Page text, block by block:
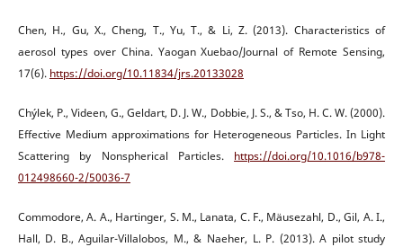
Chen, H., Gu, X., Cheng, T., Yu, T., & Li, Z. (2013). Characteristics of
aerosol types over China. Yaogan Xuebao/Journal of Remote Sensing,
17(6). https://doi.org/10.11834/jrs.20133028
Chýlek, P., Videen, G., Geldart, D. J. W., Dobbie, J. S., & Tso, H. C. W. (2000).
Effective Medium approximations for Heterogeneous Particles. In Light
Scattering by Nonspherical Particles. https://doi.org/10.1016/b978-
012498660-2/50036-7
Commodore, A. A., Hartinger, S. M., Lanata, C. F., Mäusezahl, D., Gil, A. I.,
Hall, D. B., Aguilar-Villalobos, M., & Naeher, L. P. (2013). A pilot study